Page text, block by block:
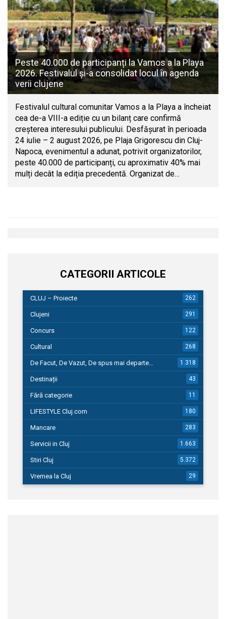
Peste 40.000 de participanți la Vamos a la Playa
2026. Festivalul și-a consolidat locul în agenda
verii clujene
Festivalul cultural comunitar Vamos a la Playa a încheiat
cea de-a VIII-a ediție cu un bilanț care confirmă
creșterea interesului publicului. Desfășurat în perioada
24 iulie – 2 august 2026, pe Plaja Grigorescu din Cluj-
Napoca, evenimentul a adunat, potrivit organizatorilor,
peste 40.000 de participanți, cu aproximativ 40% mai
mulți decât la ediția precedentă. Organizat de…
CATEGORII ARTICOLE
CLUJ – Proiecte 262
Clujeni 291
Concurs 122
Cultural 268
De Facut, De Vazut, De spus mai departe… 1.318
Destinații 43
Fără categorie 11
LIFESTYLE Cluj.com 180
Mancare 283
Servicii in Cluj 1.663
Stiri Cluj 5.372
Vremea la Cluj 29